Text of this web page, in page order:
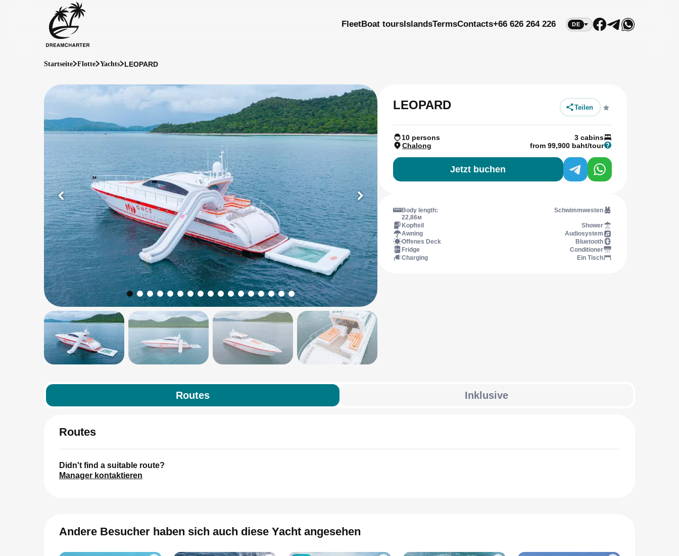
FleetBoat toursIslandsTermsContacts+66 626 264 226 DE
Startseite Flotte Yachts LEOPARD
LEOPARD Teilen
10 persons
3 cabins
Chalong
from 99,900 baht/tour
Jetzt buchen
Body length:
22,86м
Schwimmwesten
Kopfteil
Shower
Awning
Audiosystem
Offenes Deck
Bluetooth
Fridge
Conditioner
Charging
Ein Tisch
Routes Inklusive
Routes
Didn't find a suitable route?
Manager kontaktieren
Andere Besucher haben sich auch diese Yacht angesehen